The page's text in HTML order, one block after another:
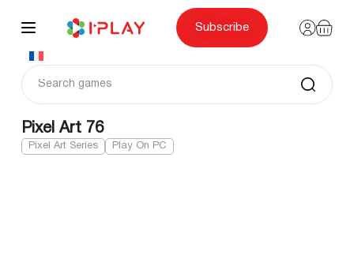
content
Subscribe
Pixel Art 76
Pixel Art Series Play On PC